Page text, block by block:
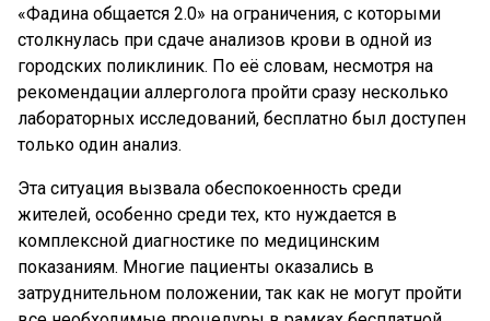
«Фадина общается 2.0» на ограничения, с которыми
столкнулась при сдаче анализов крови в одной из
городских поликлиник. По её словам, несмотря на
рекомендации аллерголога пройти сразу несколько
лабораторных исследований, бесплатно был доступен
только один анализ.
Эта ситуация вызвала обеспокоенность среди
жителей, особенно среди тех, кто нуждается в
комплексной диагностике по медицинским
показаниям. Многие пациенты оказались в
затруднительном положении, так как не могут пройти